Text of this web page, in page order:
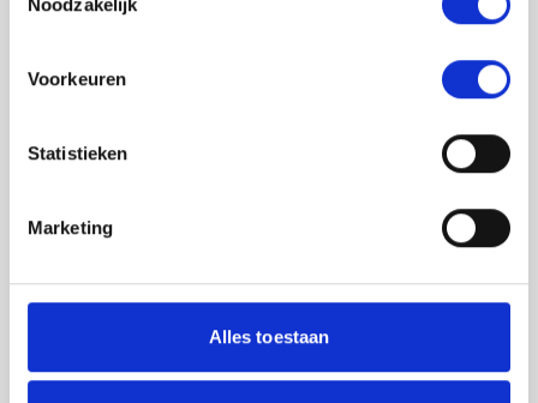
Voorkeuren
Statistieken
Marketing
Alles toestaan
Jouw feedback wordt verwerkt door de
adviseurs van het team richtlijnen NCJ. Als zij
feedback meegenomen wordt met de
Ik ga akkoord dat mijn gegevens
worden gedeeld met de
zijn bij deze JGZ-richtlijn.